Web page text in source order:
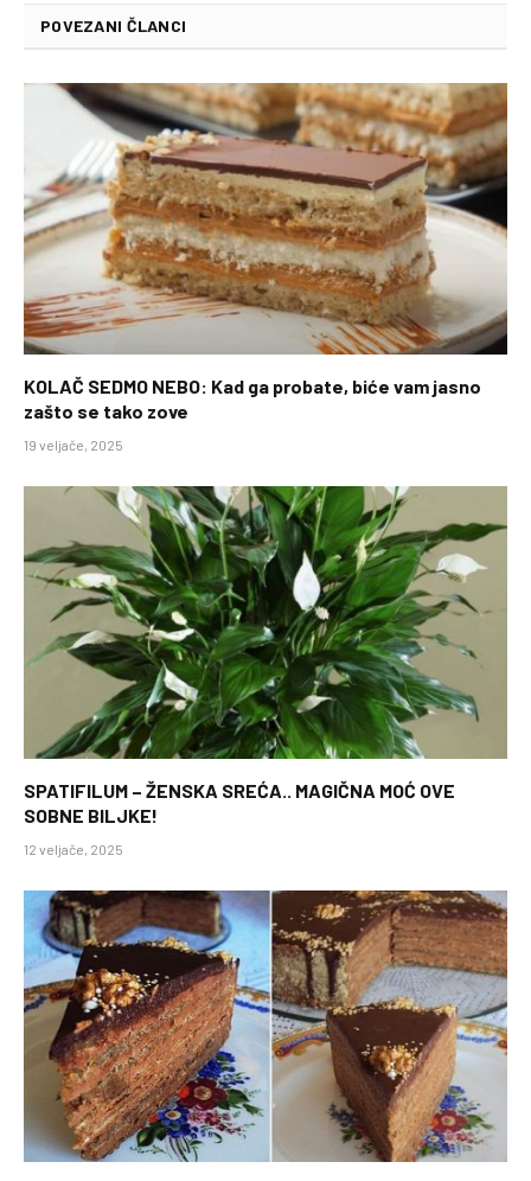
POVEZANI ČLANCI
KOLAČ SEDMO NEBO: Kad ga probate, biće vam jasno
zašto se tako zove
19 veljače, 2025
SPATIFILUM – ŽENSKA SREĆA.. MAGIČNA MOĆ OVE
SOBNE BILJKE!
12 veljače, 2025